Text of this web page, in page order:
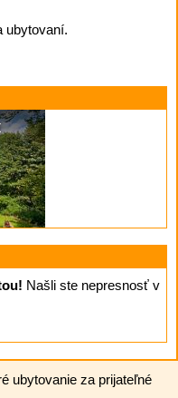
ubytovaní.
Našli ste nepresnosť v
ubytovanie za prijateľné